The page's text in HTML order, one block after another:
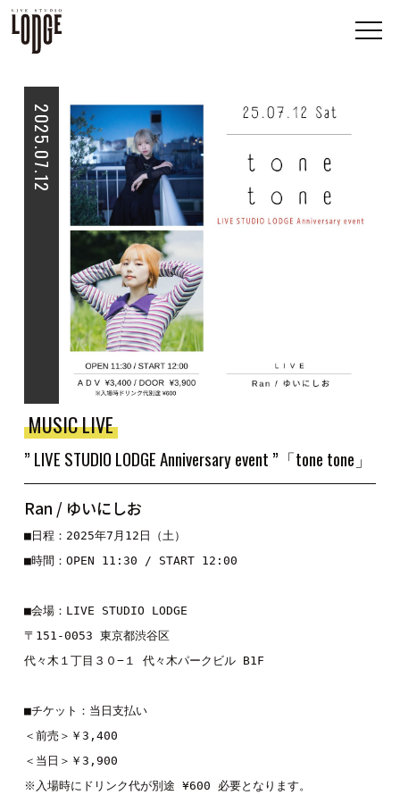
2025.07.12
MUSIC LIVE
” LIVE STUDIO LODGE Anniversary event ”「tone tone」
Ran / ゆいにしお
■日程：2025年7月12日（土）
■時間：OPEN 11:30 / START 12:00
■会場：LIVE STUDIO LODGE
〒151-0053 東京都渋谷区
代々木１丁目３０−１ 代々木パークビル B1F
■チケット：当日支払い
＜前売＞￥3,400
＜当日＞￥3,900
※入場時にドリンク代が別途 ¥600 必要となります。